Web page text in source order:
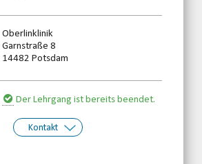
Oberlinklinik
Garnstraße 8
14482 Potsdam
Der Lehrgang ist bereits beendet.
Kontakt